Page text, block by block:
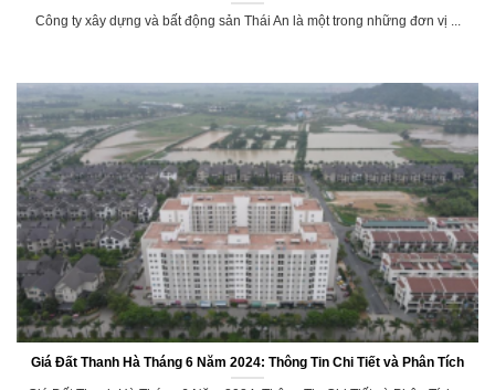
Công ty xây dựng và bất động sản Thái An là một trong những đơn vị ...
Giá Đất Thanh Hà Tháng 6 Năm 2024: Thông Tin Chi Tiết và Phân Tích